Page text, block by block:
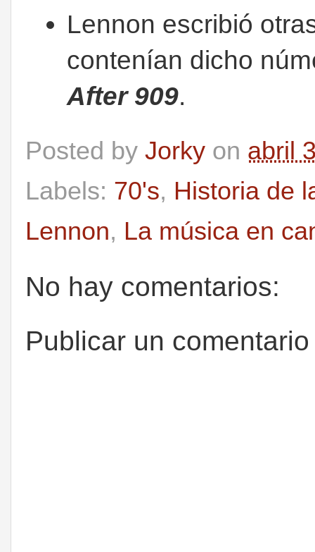
Lennon escribió
contenían dicho
After 909.
Posted by Jorky on abril
Labels: 70's, Historia de
Lennon, La música en
No hay comentarios:
Publicar un comentario